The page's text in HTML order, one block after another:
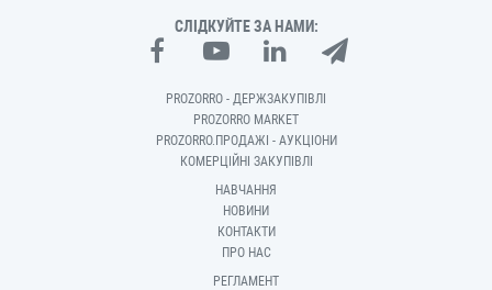
СЛІДКУЙТЕ ЗА НАМИ:
PROZORRO - ДЕРЖЗАКУПІВЛІ
PROZORRO MARKET
PROZORRO.ПРОДАЖІ - АУКЦІОНИ
КОМЕРЦІЙНІ ЗАКУПІВЛІ
НАВЧАННЯ
НОВИНИ
КОНТАКТИ
ПРО НАС
РЕГЛАМЕНТ